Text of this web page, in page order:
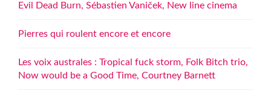
Evil Dead Burn, Sébastien Vaniček, New line cinema
Pierres qui roulent encore et encore
Les voix australes : Tropical fuck storm, Folk Bitch trio,
Now would be a Good Time, Courtney Barnett